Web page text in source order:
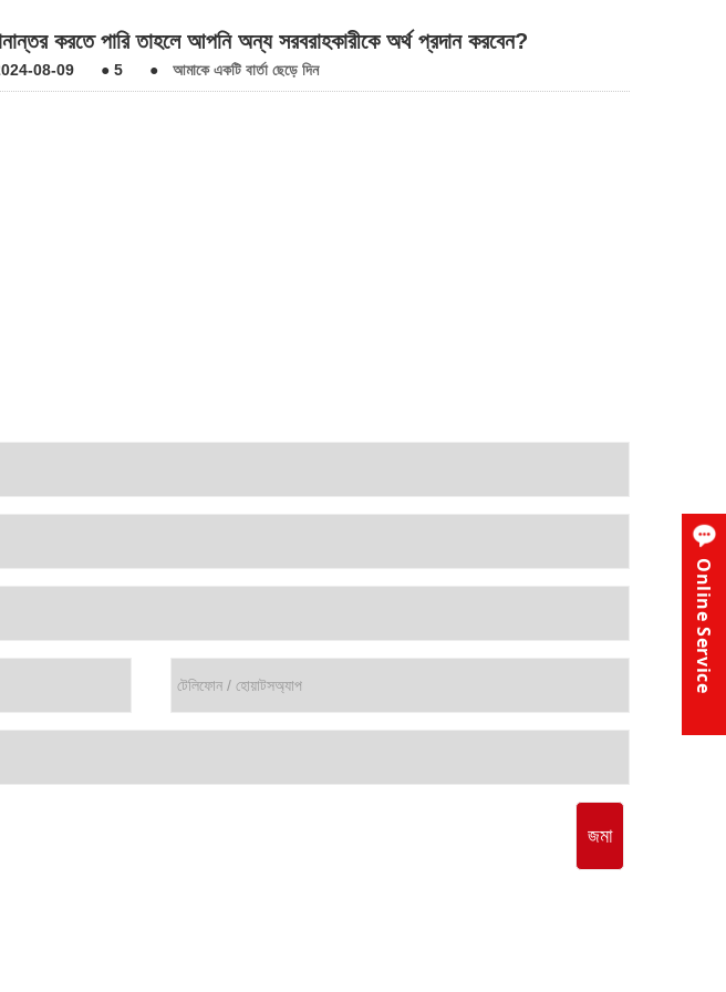
করতে পারি তাহলে আপনি অন্য সরবরাহকারীকে অর্থ প্রদান করবেন?
08-09 ●5 ● আমাকে একটি বার্তা ছেড়ে দিন
জমা
Online Service